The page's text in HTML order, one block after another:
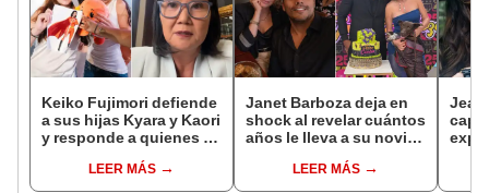
Keiko Fujimori defiende
a sus hijas Kyara y Kaori
y responde a quienes la
“No pueden decirme”
LEER MÁS
Janet Barboza deja en
shock al revelar cuántos
años le lleva a su novio
plenitud”LEER MÁS
Jean